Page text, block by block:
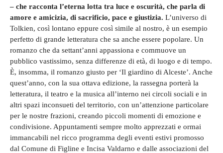
– che racconta l’eterna lotta tra luce e oscurità, che parla di
amore e amicizia, di sacrificio, pace e giustizia. L’universo di
Tolkien, così lontano eppure così simile al nostro, è un esempio
perfetto di grande letteratura che sa anche essere popolare. Un
romanzo che da settant’anni appassiona e commuove un
pubblico vastissimo, senza differenze di età, di luogo e di tempo.
È, insomma, il romanzo giusto per ‘Il giardino di Alceste’. Anche
quest’anno, con la sua ottava edizione, la rassegna porterà la
letteratura, il teatro e la musica all’interno nei circoli sociali e in
altri spazi inconsueti del territorio, con un’attenzione particolare
per le nostre frazioni, creando piccoli momenti di emozione e
condivisione. Appuntamenti sempre molto apprezzati e ormai
immancabili nel ricco programma degli eventi estivi promosso
dal Comune di Figline e Incisa Valdarno e dalle associazioni del